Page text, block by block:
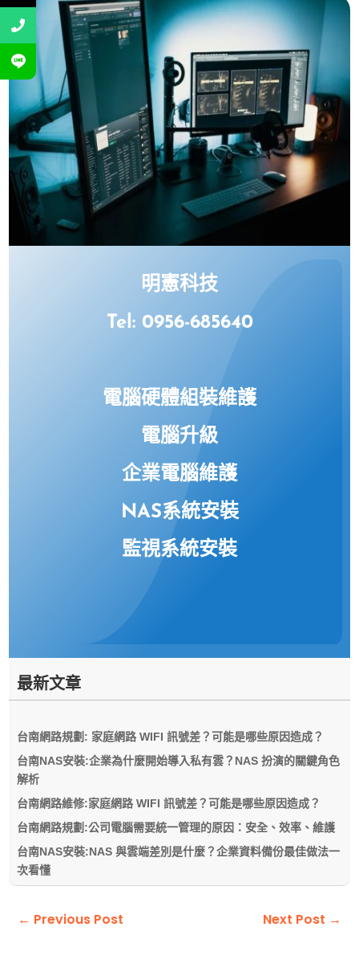
明憲科技
Tel: 0956-685640
電腦硬體組裝維護
電腦升級
企業電腦維護
NAS系統安裝
監視系統安裝
最新文章
台南網路規劃: 家庭網路 WIFI 訊號差？可能是哪些原因造成？
台南NAS安裝:企業為什麼開始導入私有雲？NAS 扮演的關鍵角色
解析
台南網路維修:家庭網路 WIFI 訊號差？可能是哪些原因造成？
台南網路規劃:公司電腦需要統一管理的原因：安全、效率、維護
台南NAS安裝:NAS 與雲端差別是什麼？企業資料備份最佳做法一
次看懂
← Previous Post Next Post →